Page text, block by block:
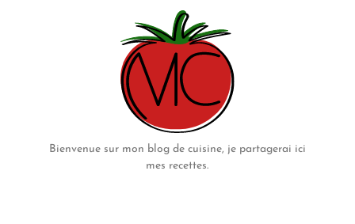
Bienvenue sur mon blog de cuisine, je partagerai ici
mes recettes.